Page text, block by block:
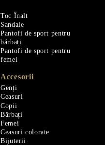
Toc Înalt
Sandale
Pantofi de sport pentru
bărbați
Pantofi de sport pentru
femei
Accesorii
Genți
Ceasuri
Copii
Bărbați
Femei
Ceasuri colorate
Bijuterii